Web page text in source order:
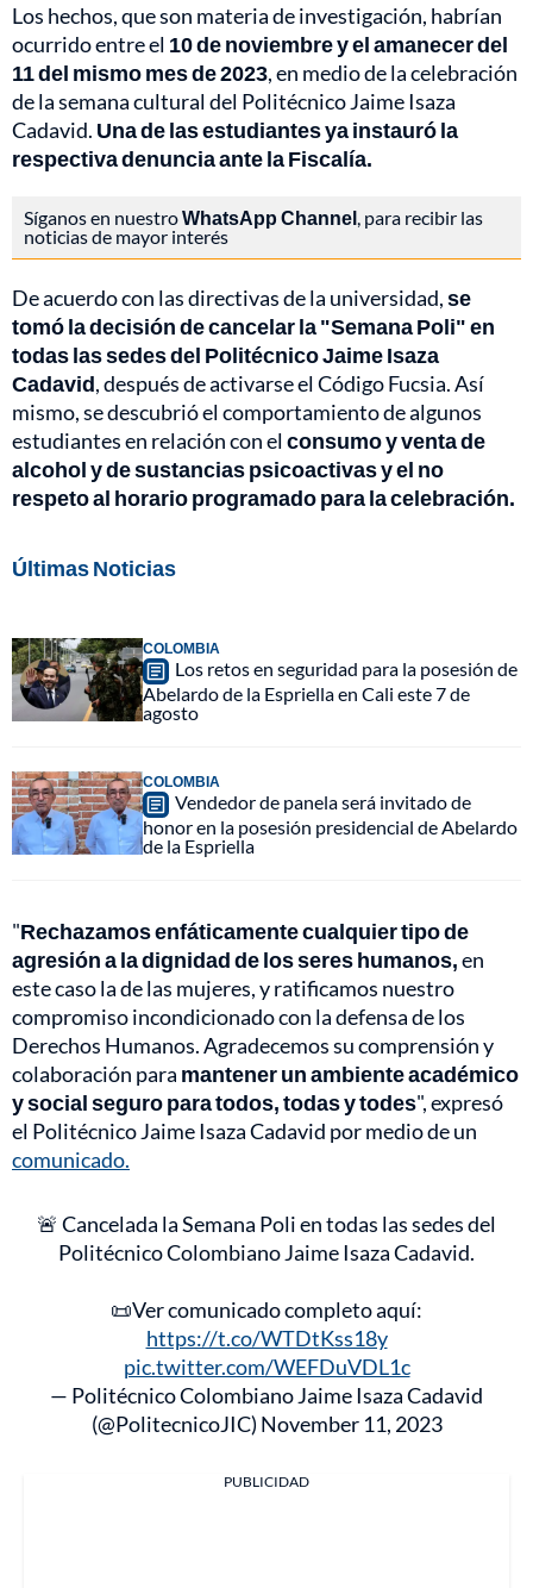
Los hechos, que son materia de investigación, habrían
ocurrido entre el 10 de noviembre y el amanecer del
11 del mismo mes de 2023, en medio de la celebración
de la semana cultural del Politécnico Jaime Isaza
Cadavid. Una de las estudiantes ya instauró la
respectiva denuncia ante la Fiscalía.
Síganos en nuestroWhatsApp Channel , para recibir las
noticias de mayor interés
De acuerdo con las directivas de la universidad,se
tomó la decisión de cancelar la "Semana Poli" en
todas las sedes del Politécnico Jaime Isaza
Cadavid, después de activarse el Código Fucsia. Así
mismo, se descubrió el comportamiento de algunos
estudiantes en relación con elconsumo y venta de
alcohol y de sustancias psicoactivas y el no
respeto al horario programado para la celebración.
Últimas Noticias
COLOMBIA
Los retos en seguridad para la posesión de
Abelardo de la Espriella en Cali este 7 de
agosto
COLOMBIA
Vendedor de panela será invitado de
honor en la posesión presidencial de Abelardo
de la Espriella
"Rechazamos enfáticamente cualquier tipo de
agresión a la dignidad de los seres humanos,en
este caso la de las mujeres, y ratificamos nuestro
compromiso incondicionado con la defensa de los
Derechos Humanos. Agradecemos su comprensión y
colaboración para mantener un ambiente académico
y social seguro para todos, todas y todes", expresó
el Politécnico Jaime Isaza Cadavid por medio de un
comunicado.
🚨 Cancelada la Semana Poli en todas las sedes del
Politécnico Colombiano Jaime Isaza Cadavid.
📜Ver comunicado completo aquí:
https://t.co/WTDtKss18y
pic.twitter.com/WEFDuVDL1c
— Politécnico Colombiano Jaime Isaza Cadavid
(@PolitecnicoJIC) November 11, 2023
PUBLICIDAD